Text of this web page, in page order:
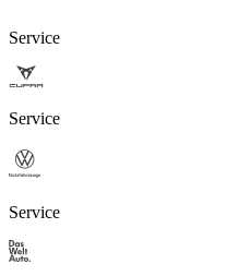
Service
Service
Service